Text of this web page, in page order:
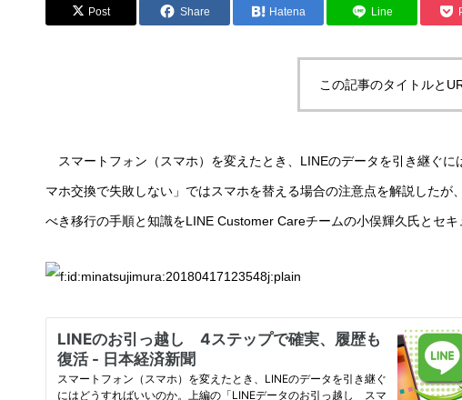
Post Share Hatena Line
この記事のタイトルと
スマートフォン（スマホ）を変えたとき、LINEのデータを引き継ぐ
マホ交換で失敗しない」ではスマホを替える場合の注意点を解説した
べき移行の手順と知識をLINE Customer Careチームの小俣輝久氏とセ